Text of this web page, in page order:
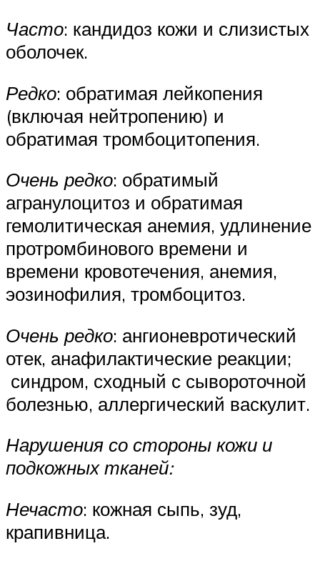
Часто: кандидоз кожи и слизистых
оболочек.
Редко: обратимая лейкопения
(включая нейтропению) и
обратимая тромбоцитопения.
Очень редко: обратимый
агранулоцитоз и обратимая
гемолитическая анемия, удлинение
протромбинового времени и
времени кровотечения, анемия,
эозинофилия, тромбоцитоз.
Очень редко: ангионевротический
отек, анафилактические реакции;
синдром, сходный с сывороточной
болезнью, аллергический васкулит.
Нарушения со стороны кожи и
подкожных тканей:
Нечасто: кожная сыпь, зуд,
крапивница.